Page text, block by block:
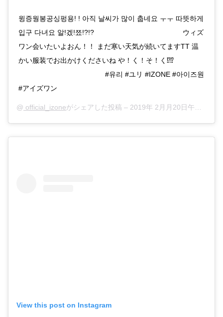
윙증웡봉공싱펑용! ! 아직 날씨가 많이 춥네요 ㅜㅜ 따뜻하게
입구 다녀요 알!겠!쬬!?!? ⠀⠀⠀⠀⠀⠀⠀⠀⠀⠀⠀⠀⠀⠀⠀⠀⠀ ウィズ
ワン会いたいよおん！！ まだ寒い天気が続いてますTT 温
かい服装でお出かけくださいね や！く！そ！く⁉⁉
⠀⠀⠀⠀⠀⠀⠀⠀⠀⠀⠀⠀⠀⠀⠀⠀⠀ #유리 #ユリ #IZONE #아이즈원
#アイズワン
@ official_izoneがシェアした投稿 – 2019年 2月月20日午後10時21分PST
View this post on Instagram